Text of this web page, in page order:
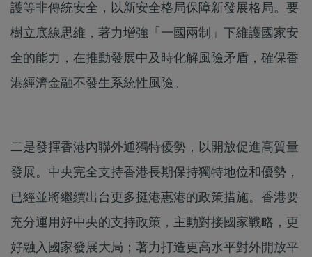
護等非傳統安全，以新安全格局保障新發展格局。要
樹立底線思維，著力增強「一國兩制」下維護國家安
全的能力，在推動發展中及時化解風險矛盾，確保香
港經濟金融不發生系統性風險。
二是發揮香港內聯外通獨特優勢，以開放促進高質量
發展。中央完全支持香港長期保持獨特地位和優勢，
已經並將繼續出台更多挺港惠港的政策措施。香港要
充分運用好中央的支持政策，主動對接國家戰略，更
好融入國家發展大局；著力打造更高水平對外開放平